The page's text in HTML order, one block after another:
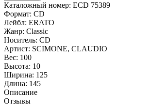
Каталожный номер: ECD 75389
Формат: CD
Лейбл: ERATO
Жанр: Classic
Носитель: CD
Артист: SCIMONE, CLAUDIO
Вес: 100
Высота: 10
Ширина: 125
Длина: 145
Описание
Отзывы